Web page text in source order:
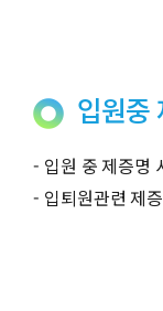
입원중
- 입원 중 제증명
- 입퇴원관련 제